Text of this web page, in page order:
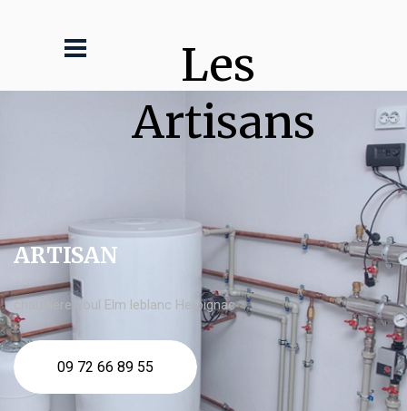
Les
Artisans
ARTISAN
chaudière fioul Elm leblanc Herbignac
09 72 66 89 55